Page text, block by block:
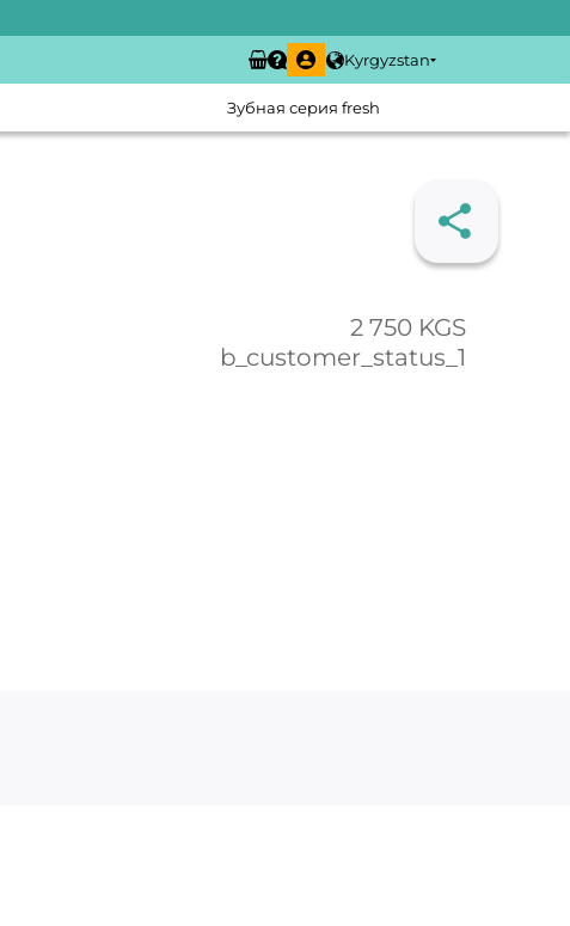
Kyrgyzstan
Зубная серия fresh
2 750 KGS
b_customer_status_1